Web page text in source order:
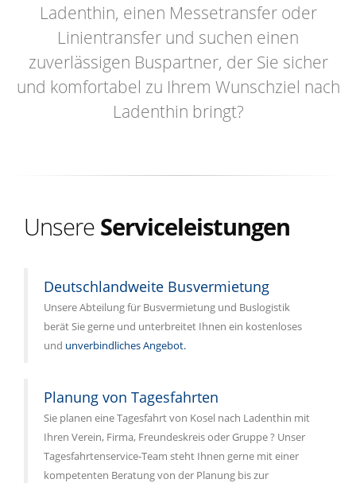
Ladenthin, einen Messetransfer oder
Linientransfer und suchen einen
zuverlässigen Buspartner, der Sie sicher
und komfortabel zu Ihrem Wunschziel nach
Ladenthin bringt?
Unsere Serviceleistungen
Deutschlandweite Busvermietung
Unsere Abteilung für Busvermietung und Buslogistik
berät Sie gerne und unterbreitet Ihnen ein kostenloses
und unverbindliches Angebot.
Planung von Tagesfahrten
Sie planen eine Tagesfahrt von Kosel nach Ladenthin mit
Ihren Verein, Firma, Freundeskreis oder Gruppe ? Unser
Tagesfahrtenservice-Team steht Ihnen gerne mit einer
kompetenten Beratung von der Planung bis zur